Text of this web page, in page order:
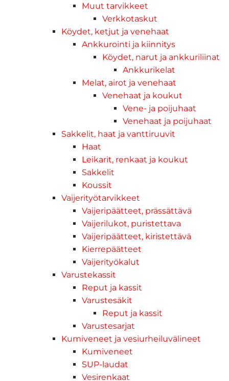
Muut tarvikkeet
Verkkotaskut
Köydet, ketjut ja venehaat
Ankkurointi ja kiinnitys
Köydet, narut ja ankkuriliinat
Ankkurikelat
Melat, airot ja venehaat
Venehaat ja koukut
Vene- ja poijuhaat
Venehaat ja poijuhaat
Sakkelit, haat ja vanttiruuvit
Haat
Leikarit, renkaat ja koukut
Sakkelit
Koussit
Vaijerityötarvikkeet
Vaijeripäätteet, prässättävä
Vaijerilukot, puristettava
Vaijeripäätteet, kiristettävä
Kierrepäätteet
Vaijerityökalut
Varustekassit
Reput ja kassit
Varustesäkit
Reput ja kassit
Varustesarjat
Kumiveneet ja vesiurheiluvälineet
Kumiveneet
SUP-laudat
Vesirenkaat